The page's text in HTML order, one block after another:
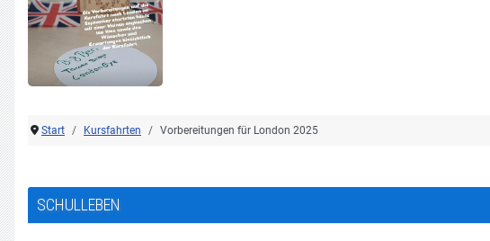
SCHULLEBEN
Start Kursfahrten Vorbereitungen für London 2025